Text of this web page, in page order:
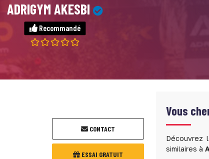
ADRIGYM AKESBI
Recommandé
CONTACT
ESSAI GRATUIT
Vous
similaires à